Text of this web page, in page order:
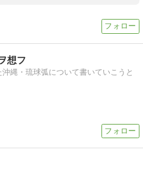
想フ
縄・琉球弧について書いていこうと